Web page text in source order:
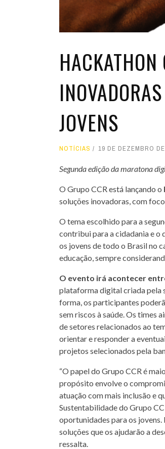
JOVENS
NOTÍCIAS 19 DE DEZEMBRO
Segunda edição da maratona
O Grupo CCR está lançando o
soluções inovadoras, com
O tema escolhido para a
contribui para a cidadania e o
os jovens de todo o Brasil no
educação, sempre
O evento irá acontecer
plataforma digital criada pela
forma, os participantes
sem riscos à saúde. Os times
de setores relacionados ao
orientar e responder a
projetos selecionados pela
“O papel do Grupo CCR é
propósito envolve o
atuação com mais inclusão e
Sustentabilidade do Grupo
oportunidades para os
soluções que os ajudarão a
ressalta.